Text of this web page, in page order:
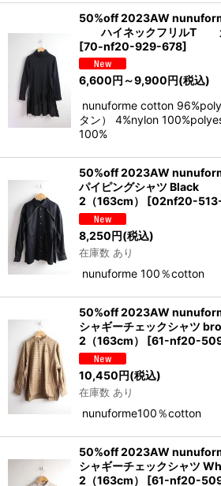
50%off 2023AW
ハイネックフリルT
[70-nf20-929-678]
6,600円 ～9,900円(税込)
nunuforme cotton
タン） 4%nylon
100%
50%off 2023AW
パイピングシャツ Black
2（163cm）
[02nf20-
8,250円(税込)
在庫数 あり
nunuforme 100％cotton
50%off 2023AW
シャギーチェックシャツ
2（163cm）
[61-nf20-
10,450円(税込)
在庫数 あり
nunuforme100％cotton
50%off 2023AW
シャギーチェックシャツ
2（163cm）
[61-nf20-